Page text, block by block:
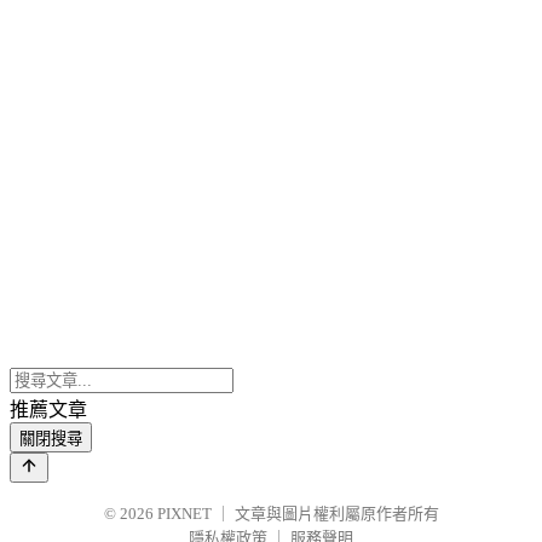
推薦文章
關閉搜尋
© 2026 PIXNET
文章與圖片權利屬原作者所有
隱私權政策
服務聲明